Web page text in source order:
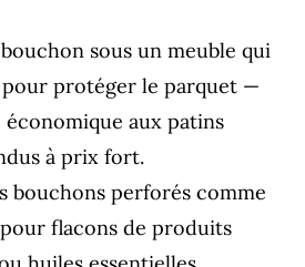
sous un meuble qui
protéger le parquet —
aux patins
à prix fort.
bouchons perforés comme
flacons de produits